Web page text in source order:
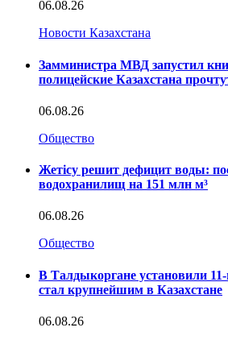
06.08.26
Новости Казахстана
Замминистра МВД запустил
полицейские Казахстана
06.08.26
Общество
Жетісу решит дефицит воды:
водохранилищ на 151 млн м³
06.08.26
Общество
В Талдыкоргане установили
стал крупнейшим в Казахстане
06.08.26